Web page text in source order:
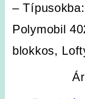
–Típusokba
Polymobil
blokkos,